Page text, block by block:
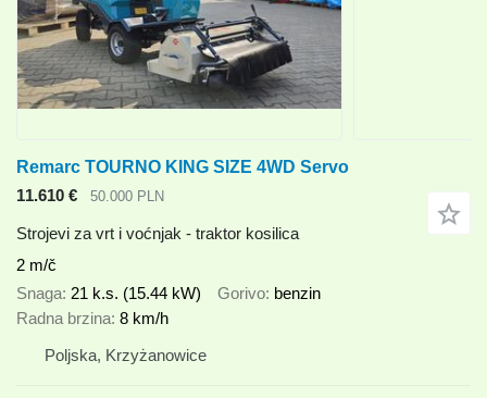
Remarc TOURNO KING SIZE 4WD Servo
11.610 €
50.000 PLN
Strojevi za vrt i voćnjak - traktor kosilica
2 m/č
Snaga 21 k.s. (15.44 kW) Gorivo benzin
Radna brzina 8 km/h
Poljska, Krzyżanowice